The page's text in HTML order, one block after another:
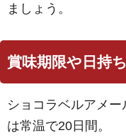
ましょう。
賞味期限や日持
ショコラベルアメ
は常温で20日間。